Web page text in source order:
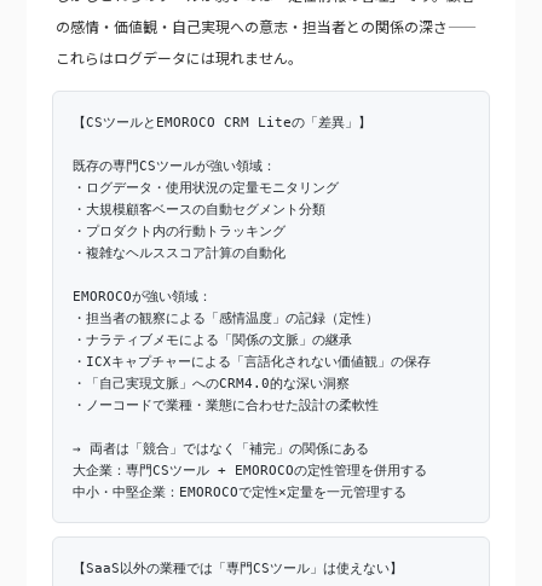
の感情・価値観・自己実現への意志・担当者との関係の深さ——
これらはログデータには現れません。
【CSツールとEMOROCO CRM Liteの「差異」】
既存の専門CSツールが強い領域：
・ログデータ・使用状況の定量モニタリング
・大規模顧客ベースの自動セグメント分類
・プロダクト内の行動トラッキング
・複雑なヘルススコア計算の自動化
EMOROCOが強い領域：
・担当者の観察による「感情温度」の記録（定性）
・ナラティブメモによる「関係の文脈」の継承
・ICXキャプチャーによる「言語化されない価値観」の保存
・「自己実現文脈」へのCRM4.0的な深い洞察
・ノーコードで業種・業態に合わせた設計の柔軟性
→ 両者は「競合」ではなく「補完」の関係にある
大企業：専門CSツール + EMOROCOの定性管理を併用する
中小・中堅企業：EMOROCOで定性×定量を一元管理する
【SaaS以外の業種では「専門CSツール」は使えない】